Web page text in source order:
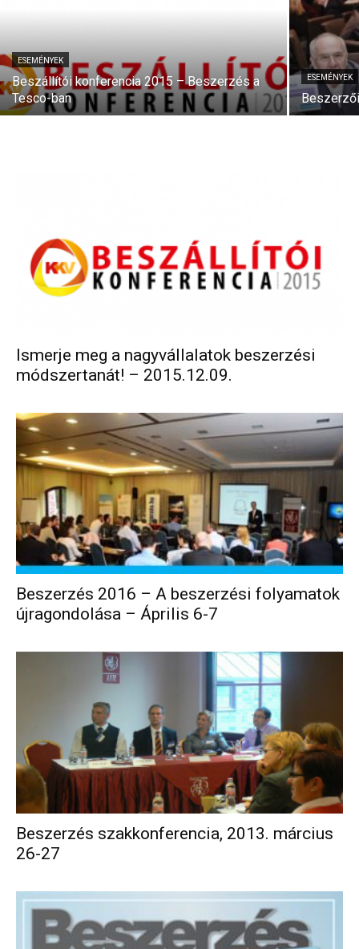
ESEMÉNYEK
Beszállítói konferencia 2015 – Beszerzés a
Tesco-ban
ESEMÉNYEK
Ismerje meg a nagyvállalatok beszerzési
módszertanát! – 2015.12.09.
Beszerzés 2016 – A beszerzési folyamatok
újragondolása – Április 6-7
Beszerzés szakkonferencia, 2013. március
26-27